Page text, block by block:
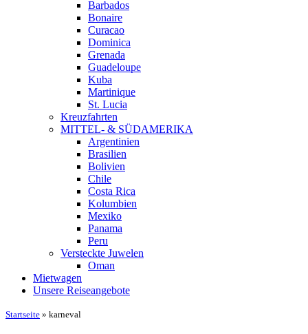
Barbados
Bonaire
Curacao
Dominica
Grenada
Guadeloupe
Kuba
Martinique
St. Lucia
Kreuzfahrten
MITTEL- & SÜDAMERIKA
Argentinien
Brasilien
Bolivien
Chile
Costa Rica
Kolumbien
Mexiko
Panama
Peru
Versteckte Juwelen
Oman
Mietwagen
Unsere Reiseangebote
Startseite » karneval